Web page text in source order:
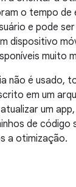
o tempo
e pode
dispositivo
muito
não é usado,
em um
um
de
a otimização.